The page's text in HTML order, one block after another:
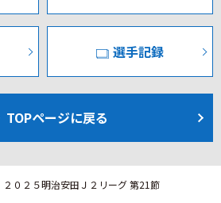
手の接触で試合が度々止まる。40
の表示。甲府が押し込む時間が長か
せられず前半終了のホイッスルと
ないんですけれども、救急車を呼ん
ことは聞きました。脳震盪とあと
元気になって戻ってきて、また一緒
。
く良い選手ですけれども、どうな
選手記録
TOPページに戻る
２０２５明治安田Ｊ２リーグ 第21節